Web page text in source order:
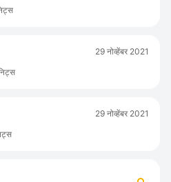
29 नोव्हेंबर 2021
29 नोव्हेंबर 2021